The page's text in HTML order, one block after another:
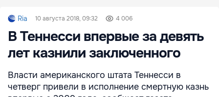
Ria 10 августа 2018, 09:32 4 006
В Теннесси впервые за девять
лет казнили заключенного
Власти американского штата Теннесси в
четверг привели в исполнение смертную казнь